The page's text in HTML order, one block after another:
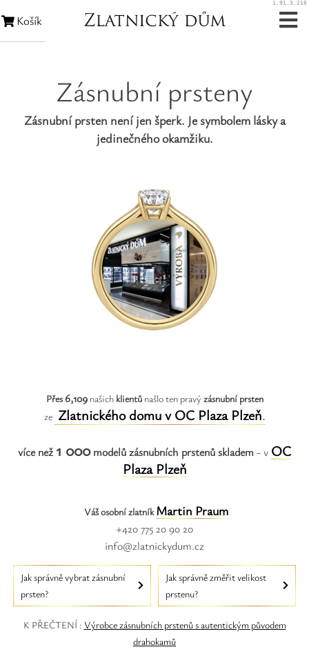
Snubní prsteny
Zakázková výroba
Opravy hodinek
Diamanty
Rubíny
Safíry
Košík
1.91.3.216
Zásnubní prsteny
Zásnubní prsten není jen šperk. Je symbolem lásky a
jedinečného okamžiku.
Přes6,109našich klientů našlo ten pravý zásnubní prsten
ze Zlatnického domu v OC Plaza Plzeň.
více než 1 000modelů zásnubních prstenů skladem- v OC
Plaza Plzeň
Váš osobní zlatníkMartin Praum
+420 775 20 90 20
info@zlatnickydum.cz
Jak správně vybrat zásnubní
prsten?
Jak správně změřit velikost
prstenu?
K PŘEČTENÍ : Výrobce zásnubních prstenů s autentickým původem
drahokamů